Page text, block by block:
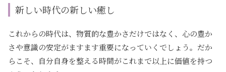
新しい時代の新しい癒し
これからの時代は、物質的な豊かさだけではなく、心の豊か
さや意識の安定がますます重要になっていくでしょう。だか
らこそ、自分自身を整える時間がこれまで以上に価値を持つ